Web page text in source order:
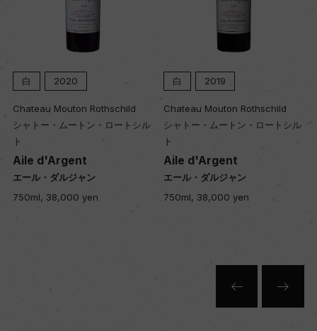
醗酵：ー
熟成：ー
年間生産量
ー
白 2020
Chateau Mouton Rothschild
シャトー・ムートン・ロートシル
ト
Aile d'Argent
エール・ダルジャン
750ml, 38,000 yen
白 2019
Chateau Mouton Rothschild
シャトー・ムートン・ロートシル
ト
Aile d'Argent
エール・ダルジャン
750ml, 38,000 yen